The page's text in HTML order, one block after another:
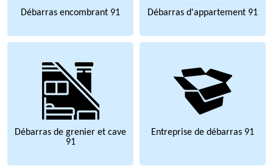
Débarras encombrant 91 Débarras d'appartement 91
Débarras de grenier et cave
91
Entreprise de débarras 91